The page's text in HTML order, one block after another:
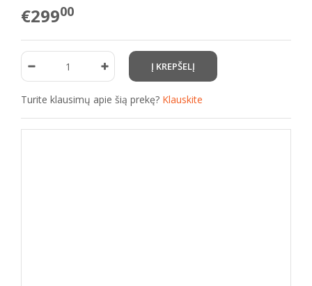
€29900
Turite klausimų apie šią prekę? Klauskite